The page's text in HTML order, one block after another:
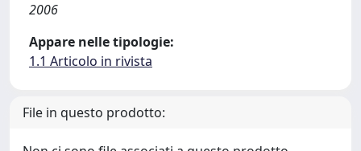
2006
Appare nelle tipologie:
1.1 Articolo in rivista
File in questo prodotto: